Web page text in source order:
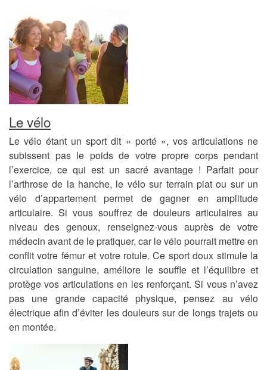
Le vélo
Le vélo étant un sport dit « porté », vos articulations ne
subissent pas le poids de votre propre corps pendant
l’exercice, ce qui est un sacré avantage ! Parfait pour
l’arthrose de la hanche, le vélo sur terrain plat ou sur un
vélo d’appartement permet de gagner en amplitude
articulaire. Si vous souffrez de douleurs articulaires au
niveau des genoux, renseignez-vous auprès de votre
médecin avant de le pratiquer, car le vélo pourrait mettre en
conflit votre fémur et votre rotule. Ce sport doux stimule la
circulation sanguine, améliore le souffle et l’équilibre et
protège vos articulations en les renforçant. Si vous n’avez
pas une grande capacité physique, pensez au vélo
électrique afin d’éviter les douleurs sur de longs trajets ou
en montée.